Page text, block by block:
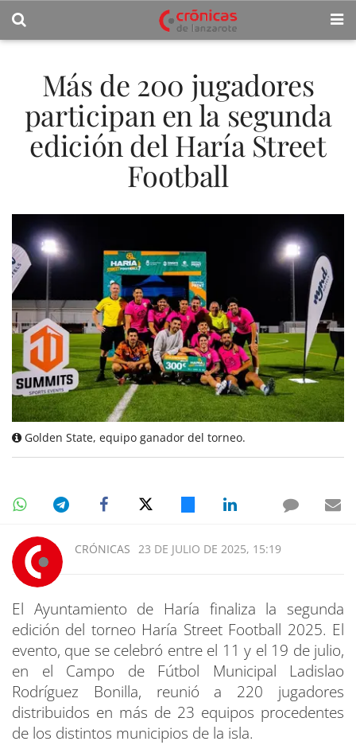
Más de 200 jugadores
participan en la segunda
edición del Haría Street
Football
Golden State, equipo ganador del torneo.
CRÓNICAS 23 DE JULIO DE 2025, 15:19
El Ayuntamiento de Haría finaliza la segunda
edición del torneo Haría Street Football 2025. El
evento, que se celebró entre el 11 y el 19 de julio,
en el Campo de Fútbol Municipal Ladislao
Rodríguez Bonilla, reunió a 220 jugadores
distribuidos en más de 23 equipos procedentes
de los distintos municipios de la isla.